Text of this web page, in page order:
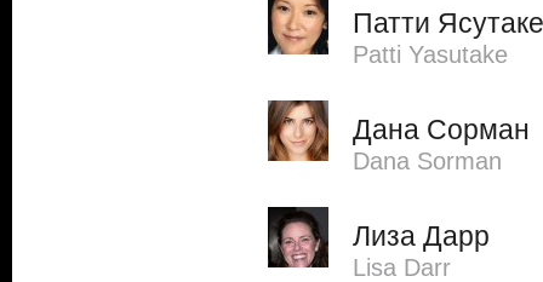
Патти Ясутаке
Patti Yasutake
Дана Сорман
Dana Sorman
Лиза Дарр
Lisa Darr